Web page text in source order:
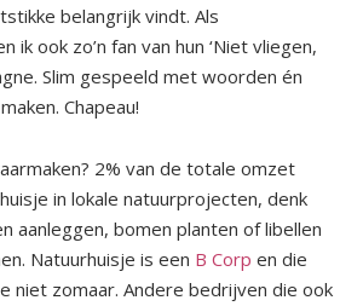
belangrijk vindt. Als
ik ook zo’n fan van hun ‘Niet vliegen,
Slim gespeeld met woorden én
Chapeau!
2% van de totale omzet
in lokale natuurprojecten, denk
aanleggen, bomen planten of libellen
Natuurhuisje is een B Corp en die
niet zomaar. Andere bedrijven die ook